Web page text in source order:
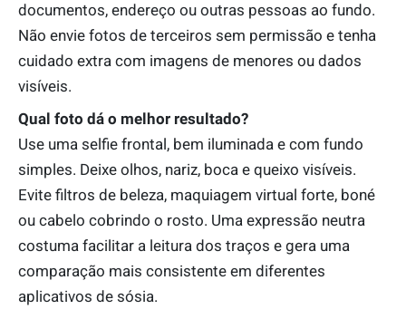
documentos, endereço ou outras pessoas ao fundo.
Não envie fotos de terceiros sem permissão e tenha
cuidado extra com imagens de menores ou dados
visíveis.
Qual foto dá o melhor resultado?
Use uma selfie frontal, bem iluminada e com fundo
simples. Deixe olhos, nariz, boca e queixo visíveis.
Evite filtros de beleza, maquiagem virtual forte, boné
ou cabelo cobrindo o rosto. Uma expressão neutra
costuma facilitar a leitura dos traços e gera uma
comparação mais consistente em diferentes
aplicativos de sósia.